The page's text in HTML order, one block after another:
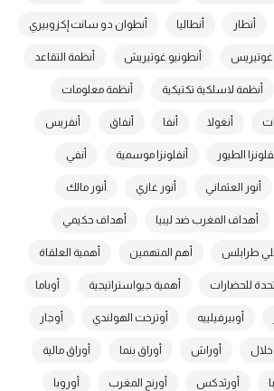
أنطار أنطاليا أنطوان دو سانت إكزوبيري
غوتيريس أنطونيو غوتيريش أنظمة التقاعد
أنظمة لاسلكية تكتيكية أنظمة معلومات
أنغولا أنفا أنفاق أنفريس
الطيور أنفلونزا موسمية أنفي
أنور العثماني أنور غازي أنور مالك
أهداف المغرب ضد ليبيا أهداف حكيمي
طرابلس أهم المتهمين أهمية العلقاة
للحضارات أهمية جيواستراتيجية أوباما
أوبيرفيلييه أوترخت الهولندي أوجار
أوراش أوراق بنما أوراق مالية
أورثدكس أورنج المغرب أوروبا